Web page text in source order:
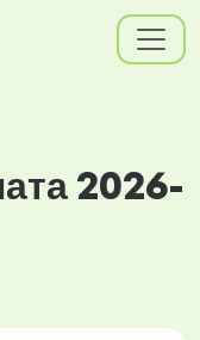
2026-